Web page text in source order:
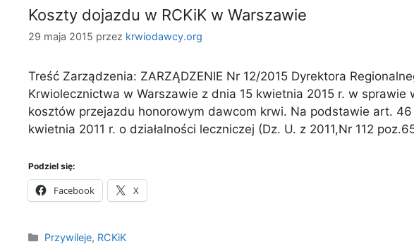
Koszty dojazdu w RCKiK w Warszawie
29 maja 2015 przez krwiodawcy.org
Treść Zarządzenia: ZARZĄDZENIE Nr 12/2015 Dyrektora
Krwiolecznictwa w Warszawie z dnia 15 kwietnia 2015 r. w
kosztów przejazdu honorowym dawcom krwi. Na podstawie art.
kwietnia 2011 r. o działalności leczniczej (Dz. U. z 2011,Nr 112
Podziel się:
Facebook X
Kategorie
Przywileje, RCKiK